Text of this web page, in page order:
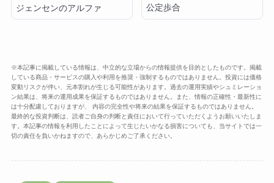
ジェンセンのアルファ 公定歩合
※本記事に掲載している情報は、中立的な立場からの情報提供を目的としたものです。掲載
している商品・サービスの購入や利用を推奨・強制するものではありません。投資には価格
変動リスクが伴い、元本割れが生じる可能性があります。過去の運用実績やシュミレーショ
ン結果は、将来の運用成果を保証するものではありません。また、情報の正確性・最新性に
は十分配慮しておりますが、 内容の完全性や将来の結果を保証するものではありません。
最終的な投資判断は、読者ご自身の判断と責任において行っていただくようお願いいたしま
す。本記事の情報を利用したことによって生じたいかなる損害についても、当サイトでは一
切の責任を負いかねますので、あらかじめご了承ください。